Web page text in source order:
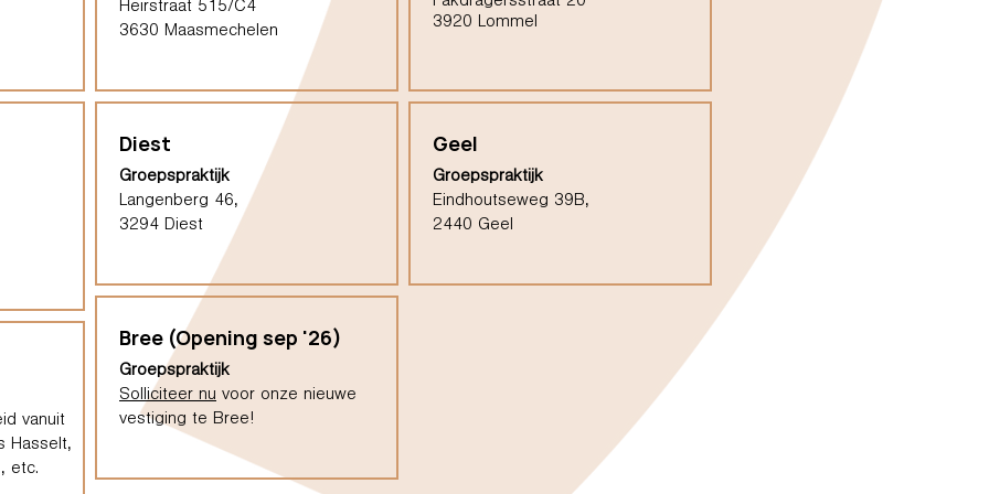
vanuit
Hasselt,
etc.
Heirstraat 515/C4
3630 Maasmechelen
Diest
Groepspraktijk
Langenberg 46,
3294 Diest
Bree (Opening sep '26)
Groepspraktijk
Solliciteer nu voor onze nieuwe
vestiging te Bree!
3920 Lommel
Geel
Groepspraktijk
Eindhoutseweg 39B,
2440 Geel